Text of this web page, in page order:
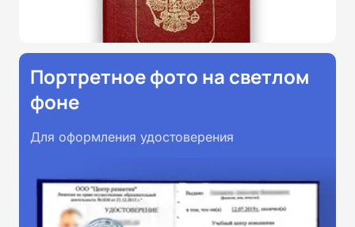
Портретное фото на светлом
фоне
Для оформления удостоверения